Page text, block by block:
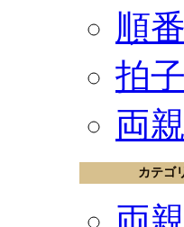
順
拍
両
カテゴ